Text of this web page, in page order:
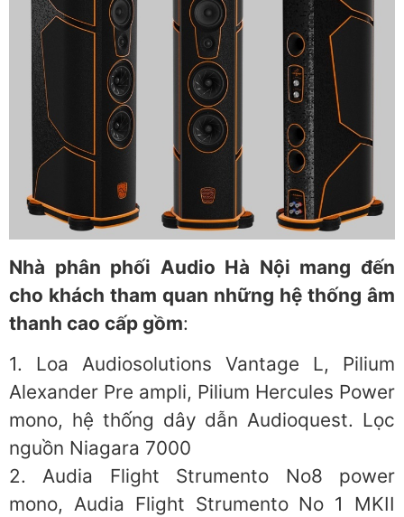
Nhà phân phối Audio Hà Nội mang đến
cho khách tham quan những hệ thống âm
thanh cao cấp gồm:
1. Loa Audiosolutions Vantage L, Pilium
Alexander Pre ampli, Pilium Hercules Power
mono, hệ thống dây dẫn Audioquest. Lọc
nguồn Niagara 7000
2. Audia Flight Strumento No8 power
mono, Audia Flight Strumento No 1 MKII